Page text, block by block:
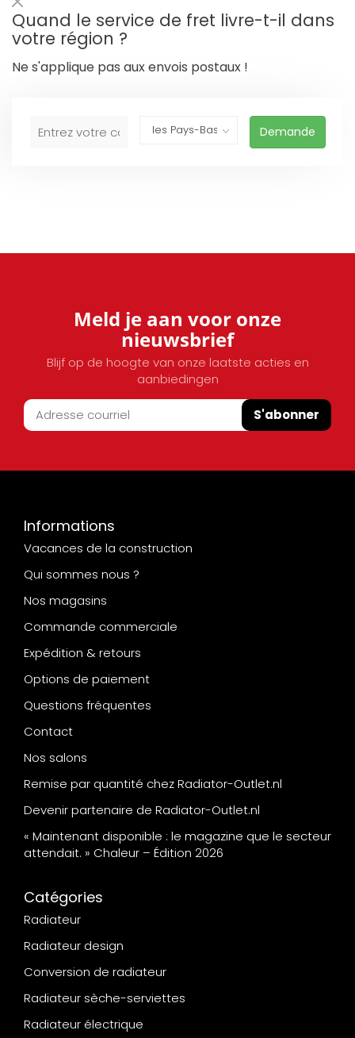
Quand le service de fret livre-t-il dans
votre région ?
Ne s'applique pas aux envois postaux !
Demande
Meld je aan voor onze
nieuwsbrief
Blijf op de hoogte van onze laatste acties en
aanbiedingen
S'abonner
Informations
Vacances de la construction
Qui sommes nous ?
Nos magasins
Commande commerciale
Expédition & retours
Options de paiement
Questions fréquentes
Contact
Nos salons
Remise par quantité chez Radiator-Outlet.nl
Devenir partenaire de Radiator-Outlet.nl
« Maintenant disponible : le magazine que le secteur
attendait. » Chaleur – Édition 2026
Catégories
Radiateur
Radiateur design
Conversion de radiateur
Radiateur sèche-serviettes
Radiateur électrique